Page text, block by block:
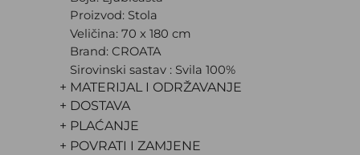
Proizvod: Stola
Veličina: 70 x 180 cm
Brand: CROATA
Sirovinski sastav : Svila 100%
+ MATERIJAL I ODRŽAVANJE
+ DOSTAVA
+ PLAĆANJE
+ POVRATI I ZAMJENE